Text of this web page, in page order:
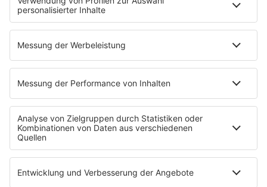
EMPFANG
Übersicht
radio.de
radioplayer.de
Partner
WERBUNG
Leistungen und Produkte
Mediadaten und Preisliste
Ansprechpartner